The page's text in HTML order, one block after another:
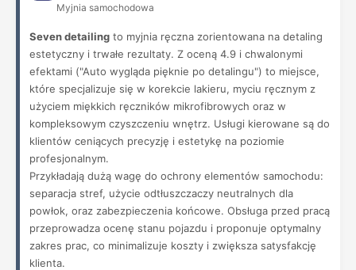
Myjnia samochodowa
Seven detailing to myjnia ręczna zorientowana na detaling
estetyczny i trwałe rezultaty. Z oceną 4.9 i chwalonymi
efektami ("Auto wygląda pięknie po detalingu") to miejsce,
które specjalizuje się w korekcie lakieru, myciu ręcznym z
użyciem miękkich ręczników mikrofibrowych oraz w
kompleksowym czyszczeniu wnętrz. Usługi kierowane są do
klientów ceniących precyzję i estetykę na poziomie
profesjonalnym.
Przykładają dużą wagę do ochrony elementów samochodu:
separacja stref, użycie odtłuszczaczy neutralnych dla
powłok, oraz zabezpieczenia końcowe. Obsługa przed pracą
przeprowadza ocenę stanu pojazdu i proponuje optymalny
zakres prac, co minimalizuje koszty i zwiększa satysfakcję
klienta.